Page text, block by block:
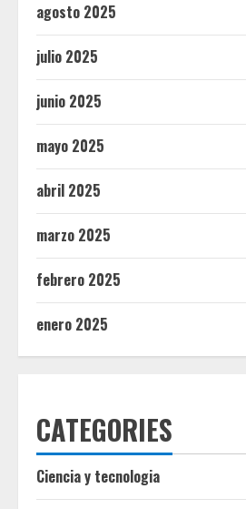
agosto 2025
julio 2025
junio 2025
mayo 2025
abril 2025
marzo 2025
febrero 2025
enero 2025
CATEGORIES
Ciencia y tecnologia